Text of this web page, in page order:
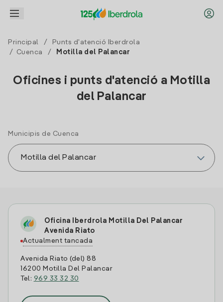
Principal /
Punts d'atenció Iberdrola
/
Cuenca / Motilla del Palancar
Oficines i punts d'atenció a Motilla
del Palancar
Municipis de Cuenca
Oficina Iberdrola Motilla Del Palancar
Avenida Riato
Actualment tancada
Avenida Riato (del) 88
16200 Motilla Del Palancar
Tel: 969 33 32 30